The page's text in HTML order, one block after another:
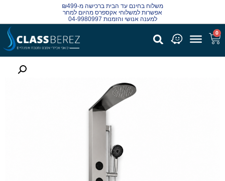
משלוח בחינם עד הבית ברכישה מ-₪499
אפשרות למשלוחי אקספרס מהיום למחר
למענה אנושי והזמנות 04-9980997
0